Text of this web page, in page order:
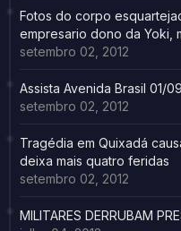
Fotos do corpo
empresario dono da Yoki,
setembro 02, 2012
Assista Avenida Brasil 01/
setembro 02, 2012
Tragédia em Quixadá
deixa mais quatro feridas
setembro 02, 2012
MILITARES DERRUBAM